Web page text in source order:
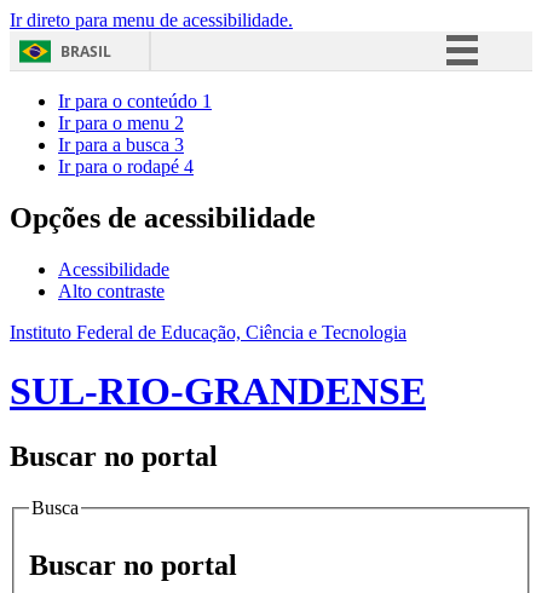
Ir direto para menu de acessibilidade.
BRASIL
Acesso à informação
Ir para o conteúdo 1
Ir para o menu 2
Ir para a busca 3
Ir para o rodapé 4
Opções de acessibilidade
Acessibilidade
Alto contraste
Instituto Federal de Educação, Ciência e Tecnologia
SUL-RIO-GRANDENSE
Buscar no portal
Busca
Buscar no portal